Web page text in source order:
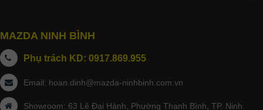
MAZDA NINH BÌNH
Phụ trách KD: 0917.869.955
Email: hoan.dinh@mazda-ninhbinh.com.vn
Showroom: 63 Lê Đại Hành, Phường Thanh Bình, TP. Ninh